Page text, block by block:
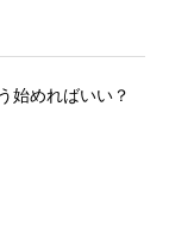
始めればいい？